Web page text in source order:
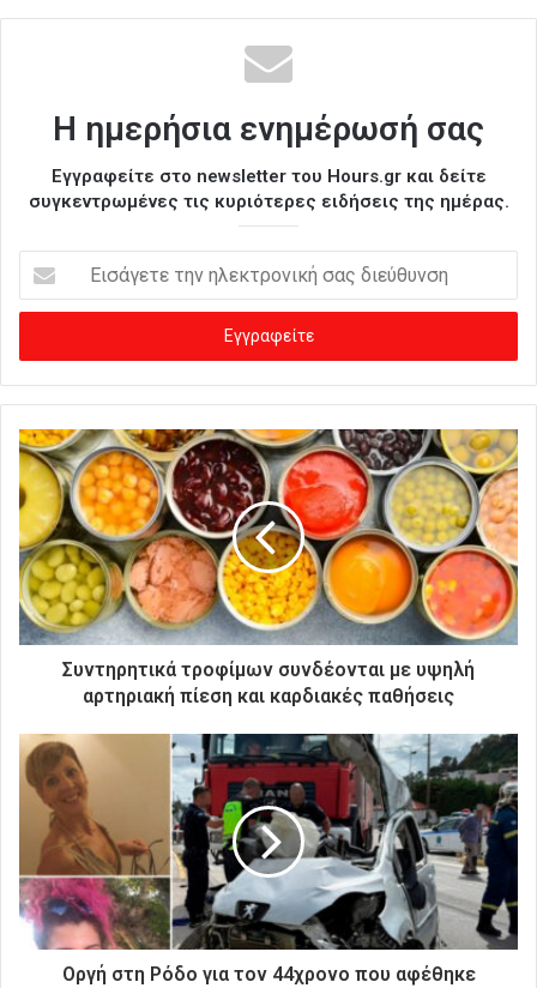
Η ημερήσια ενημέρωσή σας
Εγγραφείτε στο newsletter του Hours.gr και δείτε
συγκεντρωμένες τις κυριότερες ειδήσεις της ημέρας.
σ
γ
ε
ε
τ
η
ν
η
λ
ε
κ
τ
ι
κ
δ
ι
Συντηρητικά τροφίμων συνδέονται με υψηλή
αρτηριακή πίεση και καρδιακές παθήσεις
Οργή στη Ρόδο για τον 44χρονο που αφέθηκε